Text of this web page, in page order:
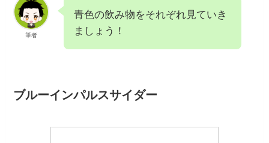
筆者
青色の飲み物をそれぞれ見ていき
ましょう！
ブルーインパルスサイダー